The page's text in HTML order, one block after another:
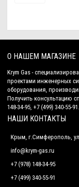
О НАШЕМ МАГАЗИНЕ
Krym Gas -
проектами инженерных
оборудования,
Получить консультацию
148-34-95, +7 (499) 340-55-91.
НАШИ КОНТАКТЫ
Крым, г.Симферополь,
info@krym-gas.ru
+7 (978) 148-34-95
+7 (499) 340-55-91 ​